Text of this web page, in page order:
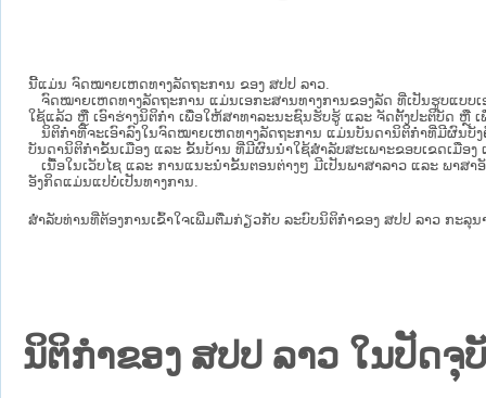
ນີ້ແມ່ນ ຈົດໝາຍເຫດທາງລັດຖະການ ຂອງ ສປປ ລາວ.
ຈົດໝາຍເຫດທາງລັດຖະການ ແມ່ນ​ເອ​ກະ​ສານ​ທາງ​ການ​ຂອງ​ລັດ ທີ່​ເປັນ​ຮູບ​ແບບ​
ໃຊ້ແລ້ວ ຫຼື ເອົາຮ່າງນິຕິກໍາ ເພື່ອໃຫ້​ສາ​ທາ​ລະ​ນະ​ຊົນ​ຮັບ​ຮູ້ ແລະ ຈັດ​ຕັ້ງ​ປະ​ຕິ​ບັດ ຫຼື
ນິ​ຕິ​ກຳ​ທີ່​ຈະ​ເອົາ​ລົງ​ໃນ​ຈົດ​ໝາຍ​ເຫດ​ທາງ​ລັດ​ຖະ​ການ ​ແມ່ນ​ບັນ​ດາ​ນິ​ຕິ​ກຳ​ທີ່​ມີ​ຜົນ​ບັ
ບັນ​ດານິ​ຕິ​ກຳ​ຂັ້ນ​ເມືອງ ແລະ ຂັ້ນ​ບ້ານ ​ທີ່​ມີ​ຜົນ​ນຳ​ໃຊ້​ສຳ​ລັບ​ສະ​ເພາະ​ຂອບ​ເຂດ​ເມືອງ
ເນື້ອໃນ​ເວັບ​ໄຊ​ ແລະ ການແນະນໍາຂັ້ນຕອນຕ່າງໆ ມີເປັນພາສາລາວ ແລະ ພາສ
ອັງກິດແມ່ນແປບໍ່ເປັນທາງການ.
ສໍາລັບທ່ານທີ່ຕ້ອງການເຂົ້າໃຈເພີ່ມຕື່ມກ່ຽວກັບ ລະບົບນິຕິກຳຂອງ ສປປ ລາວ ກະລຸນ
ນິຕິກຳຂອງ ສປປ ລາວ ໃນປັດ